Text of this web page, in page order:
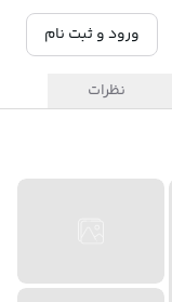
ورود و ثبت نام
نظرات